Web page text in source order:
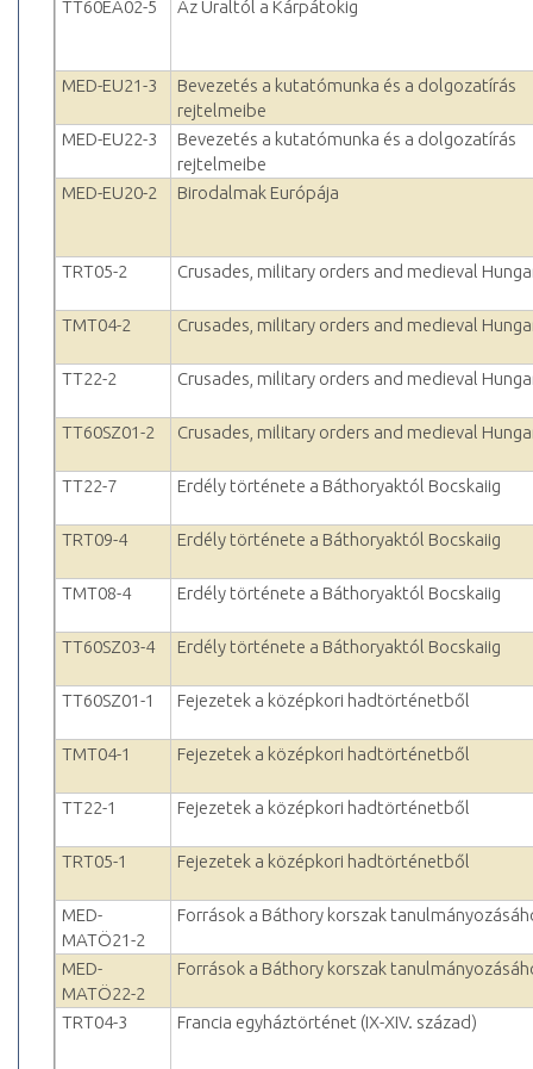
TT60EA02-5 Az Uraltól a Kárpátokig
MED-EU21-3
Bevezetés a kutatómunka és a dolgozatírás
rejtelmeibe
MED-EU22-3
Bevezetés a kutatómunka és a dolgozatírás
rejtelmeibe
MED-EU20-2
Birodalmak Európája
TRT05-2 Crusades, military orders and medieval
TMT04-2 Crusades, military orders and medieval
TT22-2 Crusades, military orders and medieval
TT60SZ01-2 Crusades, military orders and medieval
TT22-7 Erdély története a Báthoryaktól Bocskaiig
TRT09-4 Erdély története a Báthoryaktól Bocskaiig
TMT08-4 Erdély története a Báthoryaktól Bocskaiig
TT60SZ03-4 Erdély története a Báthoryaktól Bocskaiig
TT60SZ01-1 Fejezetek a középkori hadtörténetből
TMT04-1 Fejezetek a középkori hadtörténetből
TT22-1 Fejezetek a középkori hadtörténetből
TRT05-1 Fejezetek a középkori hadtörténetből
MED-
MATÖ21-2
Források a Báthory korszak
MED-
MATÖ22-2
Források a Báthory korszak
TRT04-3 Francia egyháztörténet (IX-XIV. század)